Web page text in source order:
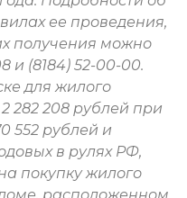
ее проведения,
получения можно
и (8184) 52-00-00.
для жилого
282 208 рублей при
552 рублей и
в рулях РФ,
покупку жилого